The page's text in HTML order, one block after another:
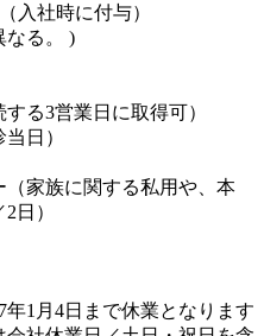
入社時に付与）
なる。 )
る3営業日に取得可）
日）
（家族に関する私用や、本
日）
1月4日まで休業となります